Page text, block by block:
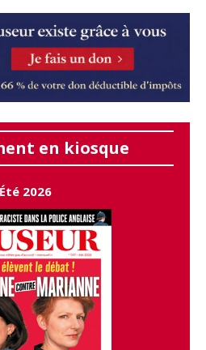
en kiosque
Été 2026